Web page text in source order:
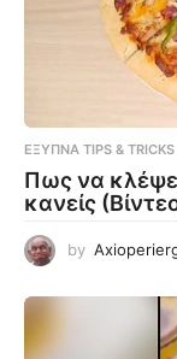
ΈΞΥΠΝΑ TIPS & TRICKS
Πως να
κανείς
by